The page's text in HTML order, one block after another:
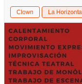
Clown La